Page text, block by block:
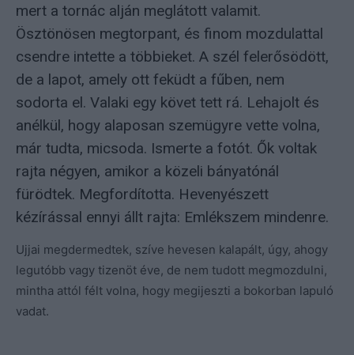
mert a tornác alján meglátott valamit.
Ösztönösen megtorpant, és finom mozdulattal
csendre intette a többieket. A szél felerősödött,
de a lapot, amely ott feküdt a fűben, nem
sodorta el. Valaki egy követ tett rá. Lehajolt és
anélkül, hogy alaposan szemügyre vette volna,
már tudta, micsoda. Ismerte a fotót. Ők voltak
rajta négyen, amikor a közeli bányatónál
fürödtek. Megfordította. Hevenyészett
kézírással ennyi állt rajta: Emlékszem mindenre.
Ujjai megdermedtek, szíve hevesen kalapált, úgy, ahogy
legutóbb vagy tizenöt éve, de nem tudott megmozdulni,
mintha attól félt volna, hogy megijeszti a bokorban lapuló
vadat.